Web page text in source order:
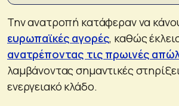
Την ανατροπή κατάφεραν να
ευρωπαϊκές αγορές, καθώς
ανατρέποντας τις πρωινές
λαμβάνοντας σημαντικές
ενεργειακό κλάδο.